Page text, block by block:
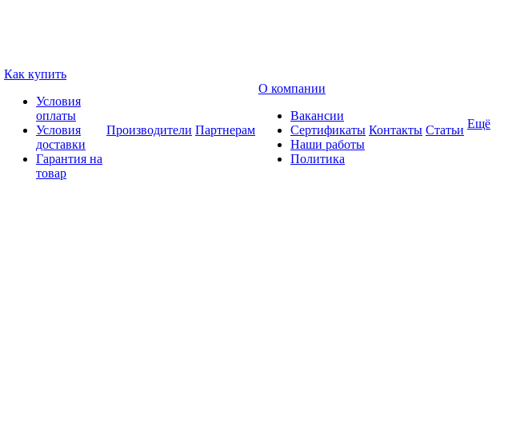
Как купить
Условия
оплаты
Условия
доставки
Гарантия на
товар
Производители Партнерам
О компании
Вакансии
Сертификаты
Наши работы
Политика
Контакты Статьи Ещё